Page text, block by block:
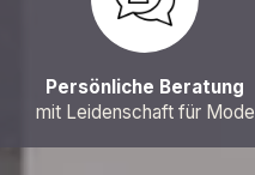
Persönliche Beratung
mit Leidenschaft für Mode